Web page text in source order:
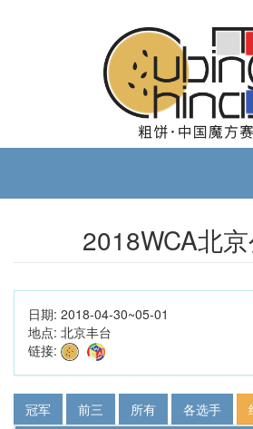
2018WCA北
日期: 2018-04-30~05-01
地点: 北京丰台
链接:
冠军 前三 所有 各选手